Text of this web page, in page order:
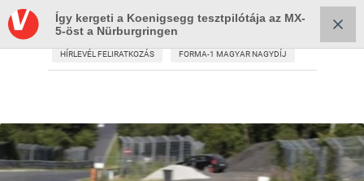
HÍRLEVÉL FELIRATKOZÁS FORMA-1 MAGYAR NAGYDÍJ
Így kergeti a Koenigsegg tesztpilótája az MX-
5-öst a Nürburgringen